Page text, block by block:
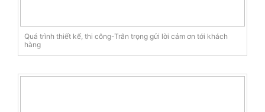
Quá trình thiết kế, thi công-Trân trọng gửi lời cảm ơn tới khách
hàng